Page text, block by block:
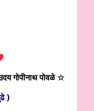
गोपीनाथ पोवळे☆
)